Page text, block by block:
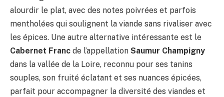
alourdir le plat, avec des notes poivrées et parfois
mentholées qui soulignent la viande sans rivaliser avec
les épices. Une autre alternative intéressante est le
Cabernet Franc de l’appellation Saumur Champigny
dans la vallée de la Loire, reconnu pour ses tanins
souples, son fruité éclatant et ses nuances épicées,
parfait pour accompagner la diversité des viandes et